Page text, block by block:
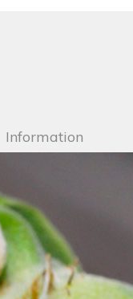
Information